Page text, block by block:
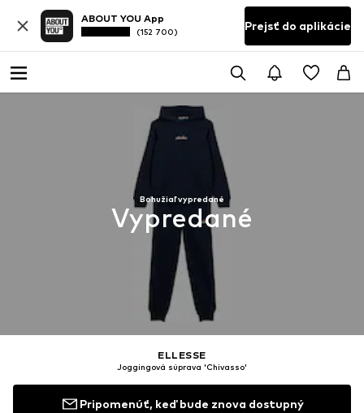
ABOUT YOU App
(152 700) Prejsť do aplikácie
Bohužiaľ vypredané
Vypredané
ELLESSE
Joggingová súprava 'Chivasso'
Pripomenúť, keď bude znova dostupný